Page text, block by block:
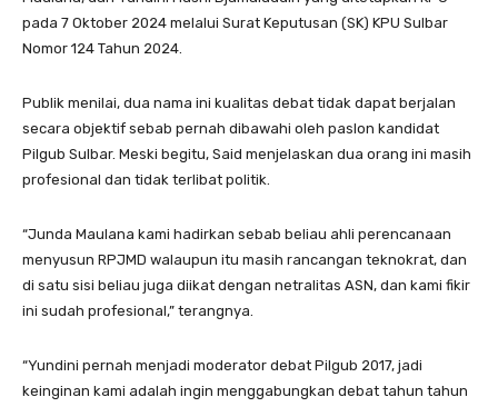
pada 7 Oktober 2024 melalui Surat Keputusan (SK) KPU Sulbar
Nomor 124 Tahun 2024.
Publik menilai, dua nama ini kualitas debat tidak dapat berjalan
secara objektif sebab pernah dibawahi oleh paslon kandidat
Pilgub Sulbar. Meski begitu, Said menjelaskan dua orang ini masih
profesional dan tidak terlibat politik.
“Junda Maulana kami hadirkan sebab beliau ahli perencanaan
menyusun RPJMD walaupun itu masih rancangan teknokrat, dan
di satu sisi beliau juga diikat dengan netralitas ASN, dan kami fikir
ini sudah profesional,” terangnya.
“Yundini pernah menjadi moderator debat Pilgub 2017, jadi
keinginan kami adalah ingin menggabungkan debat tahun tahun